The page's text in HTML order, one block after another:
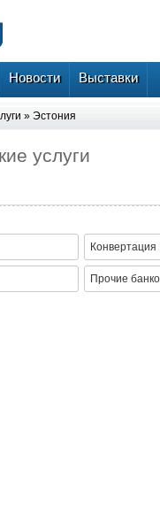
Новости Выставки
» Эстония
услуги
Конвертация
Прочие